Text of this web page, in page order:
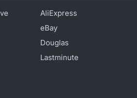
AliExpress
eBay
Douglas
Lastminute